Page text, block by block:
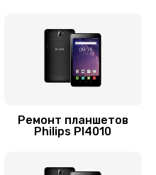
модуля
Ремонт планшетов
Philips PI4010